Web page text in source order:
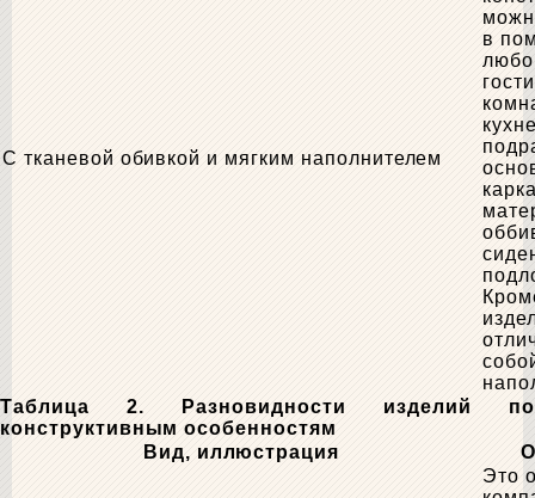
С тканевой обивкой и мягким наполнителем
в
Таблица 2. Разновидности изделий по
конструктивным особенностям
Вид, иллюстрация
Это